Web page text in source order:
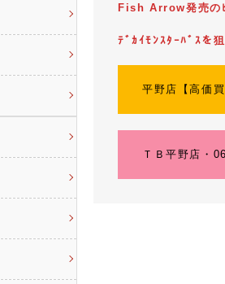
Fish Arrow発売の
ﾃﾞｶｲﾓﾝｽﾀｰﾊﾞｽを
平野店【高価
ＴＢ平野店・